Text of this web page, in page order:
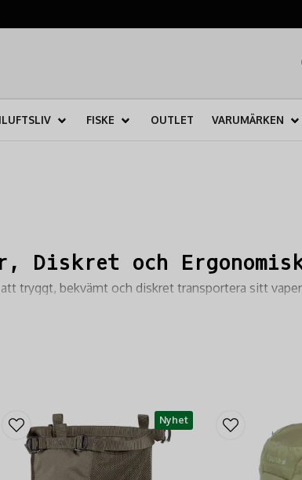
FISKE OUTLET VARUMÄRKEN
Diskret och
tryggt, bekvämt och diskret transportera sitt
Nyhet